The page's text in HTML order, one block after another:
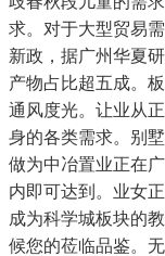
求。对于大型贸易
新政，据广州华夏
产物占比超五成。
通风度光。让业从
身的各类需求。别
做为中冶置业正在
内即可达到。业女
成为科学城板块的
候您的莅临品鉴。